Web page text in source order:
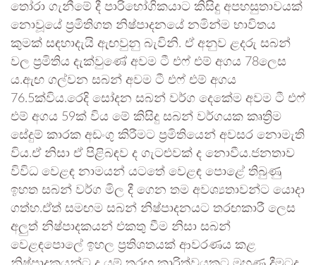
තෝරා ගැනීමේ දී පාරිභෝගිකයාට කිසිදු අපහසුතාවයක්
නොවූයේ ප්‍රමිතිගත නිෂ්පාදනයේ නමින්ම භාවිතය
කුමක් සඳහාදැයි ඇඟවුනු බැවිනි. ඒ අනුව ළදරු සබන්
වල ප්‍රමිතිය දැක්වුණේ අවම ටී එෆ් එම් අගය 78ලෙස
ය.ඇඟ ගල්වන සබන් අවම ටී එෆ් එම් අගය
76.5ක්විය.රෙදි සෝදන සබන් වර්ග දෙකේම අවම ටී එෆ්
එම් අගය 59ක් විය මේ කිසිදු සබන් වර්ගයක කෘත්‍රිම
සේදුම් කාරක අඩංගු කිරීමට ප්‍රමිතියෙන් අවසර නොමැති
විය.ඒ නිසා ඒ පිළිබඳව ද ගැටළුවක් ද නොවීය.ජනතාව
විවිධ වෙළඳ නාමයන් යටතේ වෙළඳ පොළේ තිබුණු
ඉහත සබන් වර්ග මිල දී ගෙන තම අවශ්‍යතාවන්ට යොදා
ගත්හ.ඒත් සමඟම සබන් නිෂ්පාදනයට තරඟකාරී ලෙස
අලුත් නිෂ්පාදකයන් එකතු වීම නිසා සබන්
වෙළඳපොලේ ඉහල ප්‍රතිශතයක් ආවරණය කළ